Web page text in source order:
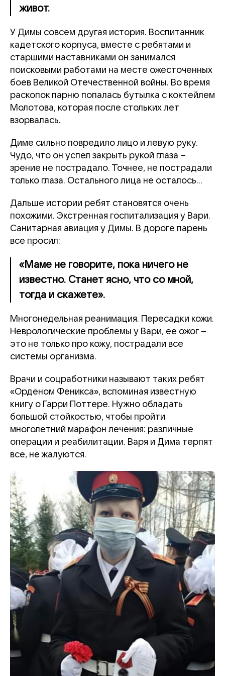
живот.
У Димы совсем другая история. Воспитанник
кадетского корпуса, вместе с ребятами и
старшими наставниками он занимался
поисковыми работами на месте ожесточенных
боев Великой Отечественной войны. Во время
раскопок парню попалась бутылка с коктейлем
Молотова, которая после стольких лет
взорвалась.
Диме сильно повредило лицо и левую руку.
Чудо, что он успел закрыть рукой глаза –
зрение не пострадало. Точнее, не пострадали
только глаза. Остального лица не осталось…
Дальше истории ребят становятся очень
похожими. Экстренная госпитализация у Вари.
Санитарная авиация у Димы. В дороге парень
все просил:
«Маме не говорите, пока ничего не
известно. Станет ясно, что со мной,
тогда и скажете».
Многонедельная реанимация. Пересадки кожи.
Неврологические проблемы у Вари, ее ожог –
это не только про кожу, пострадали все
системы организма.
Врачи и соцработники называют таких ребят
«Орденом Феникса», вспоминая известную
книгу о Гарри Поттере. Нужно обладать
большой стойкостью, чтобы пройти
многолетний марафон лечения: различные
операции и реабилитации. Варя и Дима терпят
все, не жалуются.